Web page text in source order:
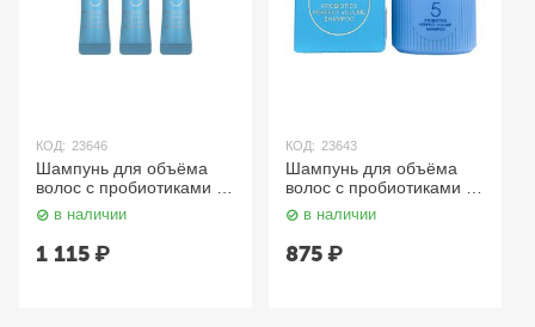
КОД: 23643
Шампунь для объёма
волос с пробиотиками /
5 Probiotics Perpect
Volume Shampoo 150 мл
AllMasil
в наличии
875 ₽
КОД: 23645
Шампунь для объёма
волос с пробиотиками /
5 Probiotics Perpect
Volume Shampoo, 500 мл
AllMasil
в наличии
1 590